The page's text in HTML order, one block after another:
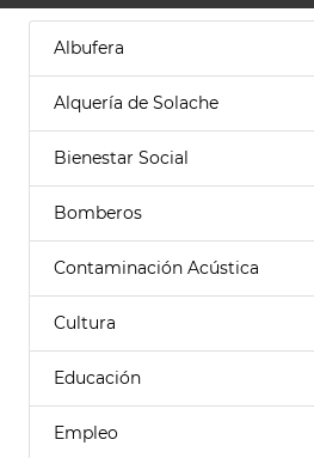
Albufera
Alquería de Solache
Bienestar Social
Bomberos
Contaminación Acústica
Cultura
Educación
Empleo